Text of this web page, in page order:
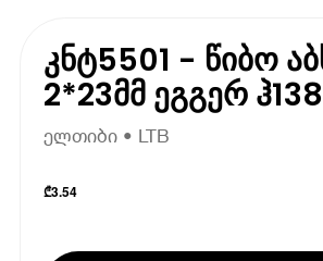
კნტ5501 - წიბო
2*23მმ ეგგერ
ელთიბი • LTB
₾3.54